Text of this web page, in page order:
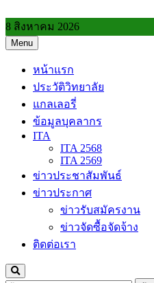
to
content
8 สิงหาคม 2026
Menu
หน้าแรก
ประวัติวิทยาลัย
แกลเลอรี่
ข้อมูลบุคลากร
ITA
ITA 2568
ITA 2569
ข่าวประชาสัมพันธ์
ข่าวประกาศ
ข่าวรับสมัครงาน
ข่าวจัดซื้อจัดจ้าง
ติดต่อเรา